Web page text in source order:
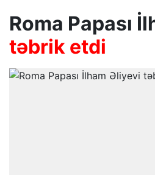
Roma Papası
təbrik etdi